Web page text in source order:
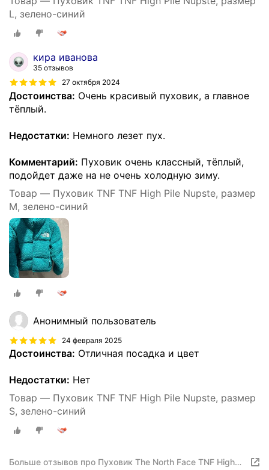
L, зелено-синий
кира иванова
35 отзывов
27 октября 2024
Достоинства: Очень красивый пуховик, а главное
тёплый.
Недостатки: Немного лезет пух.
Комментарий: Пуховик очень классный, тёплый,
подойдет даже на не очень холодную зиму.
Товар — Пуховик TNF TNF High Pile Nupste, размер
M, зелено-синий
Анонимный пользователь
24 февраля 2025
Достоинства: Отличная посадка и цвет
Недостатки: Нет
Товар — Пуховик TNF TNF High Pile Nupste, размер
S, зелено-синий
Больше отзывов про Пуховик The North Face TNF High